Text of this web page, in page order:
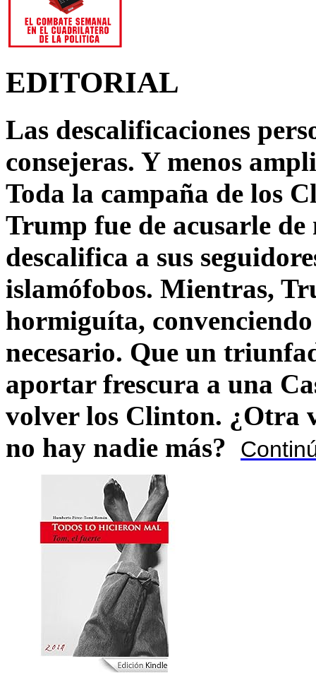
EDITORIAL
Las descalificaciones
consejeras. Y menos
Toda la campaña de los
Trump fue de acusarle
descalifica a sus
islamófobos. Mientras,
hormiguíta,
necesario. Que un
aportar frescura a una
volver los Clinton. ¿Otra
no hay nadie más?